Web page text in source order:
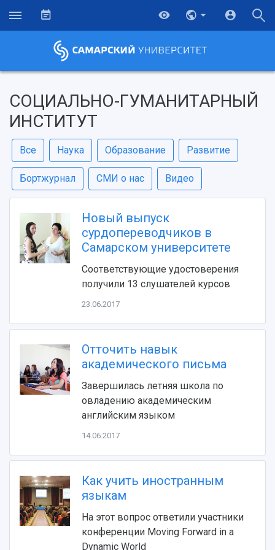
НАЗАД
Об университете
Рейтинги
Руководство
Наблюдательный совет
Попечительский совет
Ученый совет
Главные новости
Объявления
События
СМИ об университете
Пресс-центр
Газета "Полет"
Образование
Почему я выбираю Самарский университет?
Бакалавриат и специалитет
Магистратура
Аспирантура
Формы обучения
Учебные планы
Дополнительное образование
Научно-исследовательская деятельность
Основные научные направления
Диссертационные советы
Подготовка научных кадров
Конкурс на замещение должностей научных
работников
Научно-технический совет
Научные проекты и темы
СОЦИАЛЬНО-ГУМАНИТАРНЫЙ
ИНСТИТУТ
Все Наука Образование Развитие
Бортжурнал СМИ о нас Видео
Новый выпуск
сурдопереводчиков в
Самарском университете
Соответствующие удостоверения
получили 13 слушателей курсов
23.06.2017
Отточить навык
академического письма
Завершилась летняя школа по
овладению академическим
английским языком
14.06.2017
Как учить иностранным
языкам
На этот вопрос ответили участники
конференции Moving Forward in a
Dynamic World